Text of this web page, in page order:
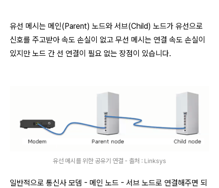
유선 메시는 메인(Parent) 노드와 서브(Child) 노드가 유선으로
신호를 주고받아 속도 손실이 없고 무선 메시는 연결 속도 손실이
있지만 노드 간 선 연결이 필요 없는 장점이 있습니다.
유선 메시를 위한 공유기 연결 - 출처 : Linksys
일반적으로 통신사 모뎀 - 메인 노드 - 서브 노드로 연결해주면 되